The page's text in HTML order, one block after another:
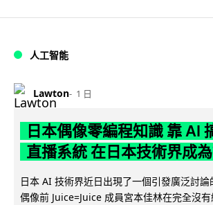
人工智能
Lawton 1 日
日本偶像零編程知識 靠 AI
直播系統 在日本技術界成
日本 AI 技術界近日出現了一個引發廣泛討
偶像前 Juice=Juice 成員宮本佳林在完全沒